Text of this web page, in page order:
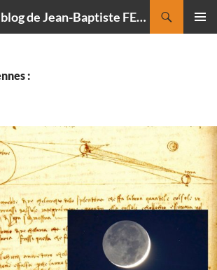
CIELMANIA : le blog de Jean-Baptiste FELDMANN, photographe du ciel
: